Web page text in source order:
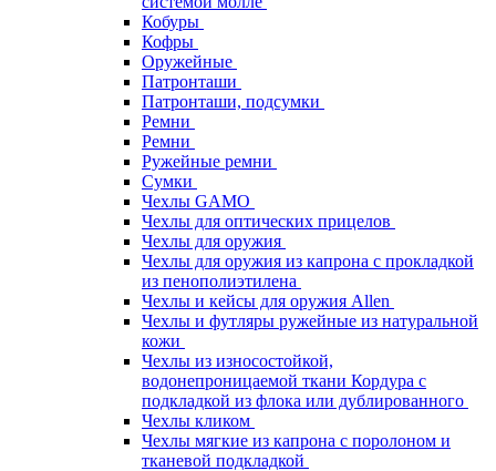
Кобуры
Кофры
Оружейные
Патронташи
Патронташи, подсумки
Ремни
Ремни
Ружейные ремни
Сумки
Чехлы GAMO
Чехлы для оптических прицелов
Чехлы для оружия
Чехлы для оружия из капрона с прокладкой
из пенополиэтилена
Чехлы и кейсы для оружия Allen
Чехлы и футляры ружейные из натуральной
кожи
Чехлы из износостойкой,
водонепроницаемой ткани Кордура с
подкладкой из флока или дублированного
Чехлы кликом
Чехлы мягкие из капрона с поролоном и
тканевой подкладкой